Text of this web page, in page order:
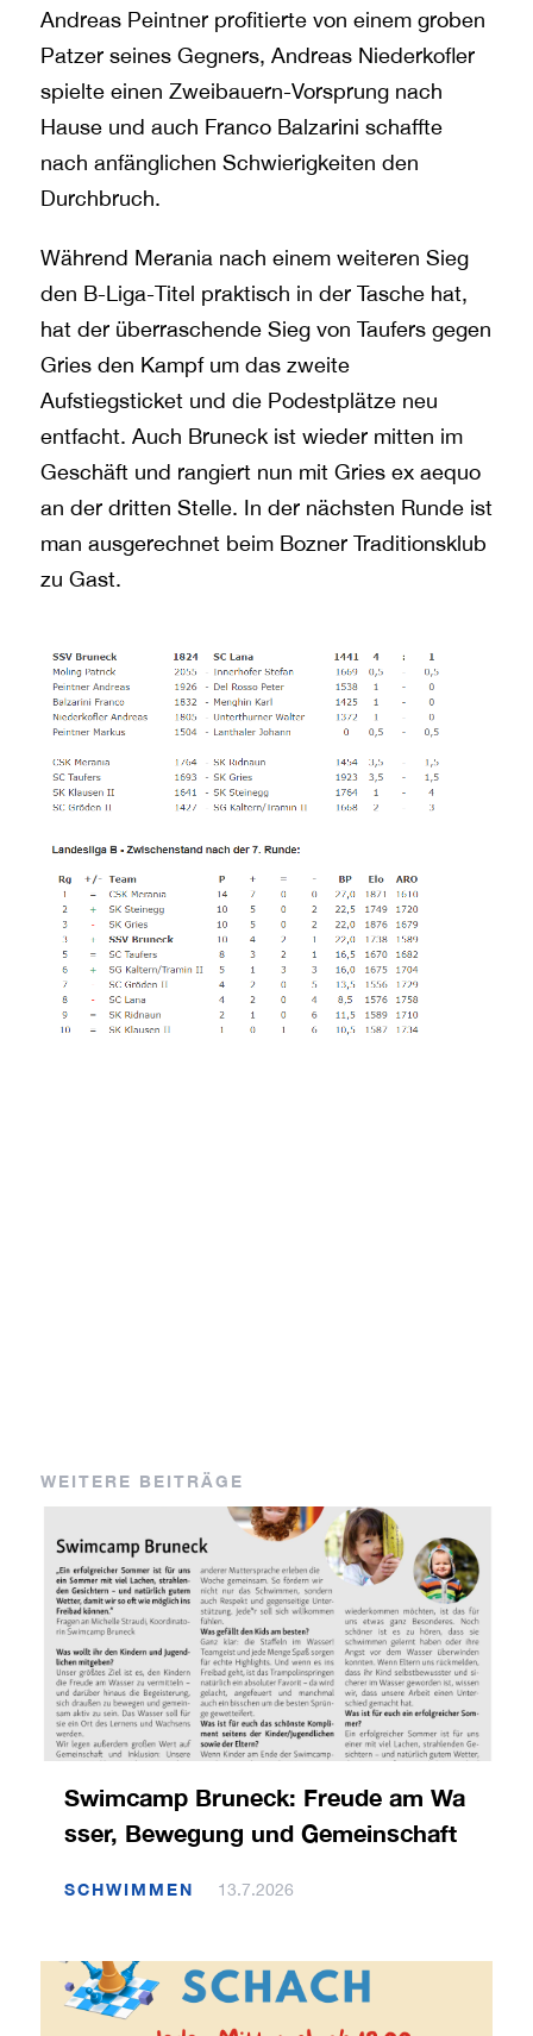
Andreas Peintner profitierte von einem groben
Patzer seines Gegners, Andreas Niederkofler
spielte einen Zweibauern-Vorsprung nach
Hause und auch Franco Balzarini schaffte
nach anfänglichen Schwierigkeiten den
Durchbruch.
Während Merania nach einem weiteren Sieg
den B-Liga-Titel praktisch in der Tasche hat,
hat der überraschende Sieg von Taufers gegen
Gries den Kampf um das zweite
Aufstiegsticket und die Podestplätze neu
entfacht. Auch Bruneck ist wieder mitten im
Geschäft und rangiert nun mit Gries ex aequo
an der dritten Stelle. In der nächsten Runde ist
man ausgerechnet beim Bozner Traditionsklub
zu Gast.
WEITERE BEITRÄGE
Swimcamp Bruneck: Freude am Wa
sser, Bewegung und Gemeinschaft
SCHWIMMEN 13.7.2026